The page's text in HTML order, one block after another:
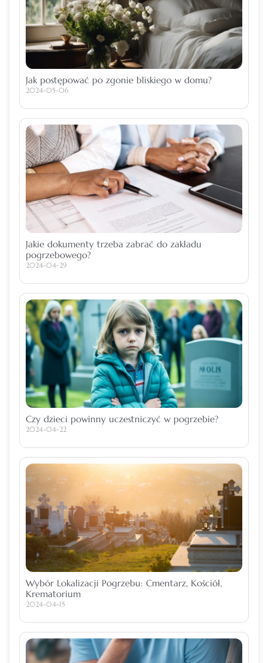
Jak postępować po zgonie bliskiego w domu?
2024-05-06
Jakie dokumenty trzeba zabrać do zakładu
pogrzebowego?
2024-04-29
Czy dzieci powinny uczestniczyć w pogrzebie?
2024-04-22
Wybór Lokalizacji Pogrzebu: Cmentarz, Kościół,
Krematorium
2024-04-15